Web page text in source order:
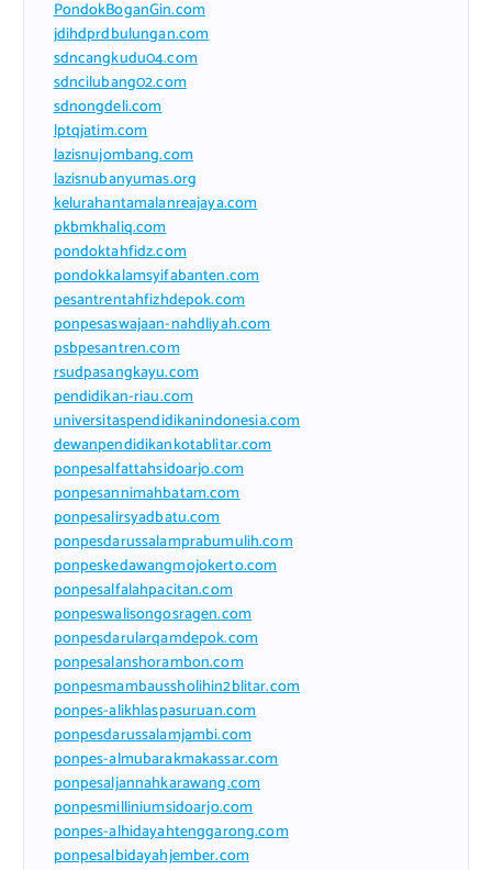
PondokBoganGin.com
jdihdprdbulungan.com
sdncangkudu04.com
sdncilubang02.com
sdnongdeli.com
lptqjatim.com
lazisnujombang.com
lazisnubanyumas.org
kelurahantamalanreajaya.com
pkbmkhaliq.com
pondoktahfidz.com
pondokkalamsyifabanten.com
pesantrentahfizhdepok.com
ponpesaswajaan-nahdliyah.com
psbpesantren.com
rsudpasangkayu.com
pendidikan-riau.com
universitaspendidikanindonesia.com
dewanpendidikankotablitar.com
ponpesalfattahsidoarjo.com
ponpesannimahbatam.com
ponpesalirsyadbatu.com
ponpesdarussalamprabumulih.com
ponpeskedawangmojokerto.com
ponpesalfalahpacitan.com
ponpeswalisongosragen.com
ponpesdarularqamdepok.com
ponpesalanshorambon.com
ponpesmambaussholihin2blitar.com
ponpes-alikhlaspasuruan.com
ponpesdarussalamjambi.com
ponpes-almubarakmakassar.com
ponpesaljannahkarawang.com
ponpesmilliniumsidoarjo.com
ponpes-alhidayahtenggarong.com
ponpesalbidayahjember.com